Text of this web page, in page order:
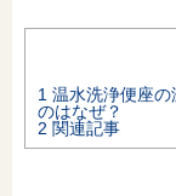
1 温水洗浄便座
のはなぜ？
2 関連記事